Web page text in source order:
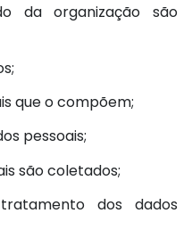
da organização são
que o compõem;
pessoais;
são coletados;
dos dados